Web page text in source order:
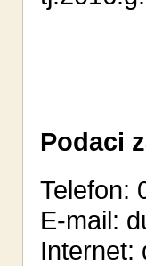
Podaci
Telefon:
E-mail:
Internet: